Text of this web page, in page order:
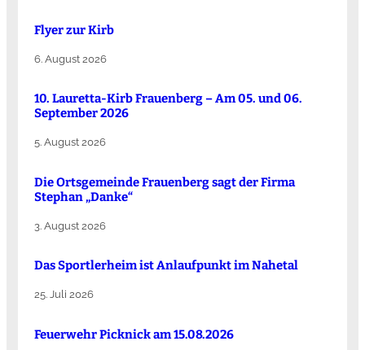
Flyer zur Kirb
6. August 2026
10. Lauretta-Kirb Frauenberg – Am 05. und 06.
September 2026
5. August 2026
Die Ortsgemeinde Frauenberg sagt der Firma
Stephan „Danke“
3. August 2026
Das Sportlerheim ist Anlaufpunkt im Nahetal
25. Juli 2026
Feuerwehr Picknick am 15.08.2026